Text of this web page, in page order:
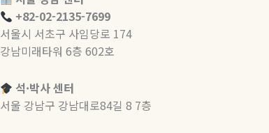
+82-02-2135-7699
서울시 서초구 사임당로 174
강남미래타워 6층 602호
석·박사 센터
서울 강남구 강남대로84길 8 7층